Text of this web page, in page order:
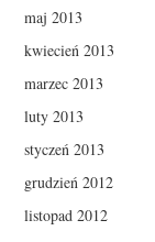
maj 2013
kwiecień 2013
marzec 2013
luty 2013
styczeń 2013
grudzień 2012
listopad 2012